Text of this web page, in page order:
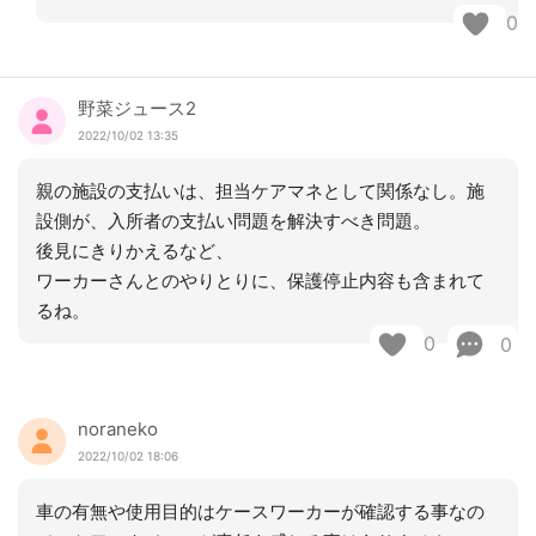
0
野菜ジュース2
2022/10/02 13:35
親の施設の支払いは、担当ケアマネとして関係なし。施
設側が、入所者の支払い問題を解決すべき問題。
後見にきりかえるなど、
ワーカーさんとのやりとりに、保護停止内容も含まれて
るね。
0 0
noraneko
2022/10/02 18:06
車の有無や使用目的はケースワーカーが確認する事なの